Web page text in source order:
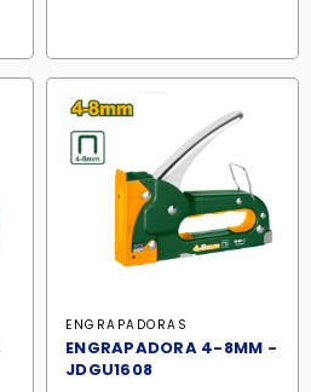
ENGRAPADORAS
ENGRAPADORA 4-8MM -
JDGU1608